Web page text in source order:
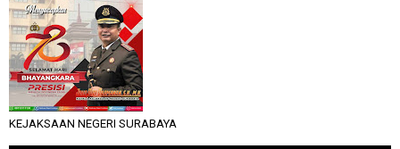
KEJAKSAAN NEGERI SURABAYA